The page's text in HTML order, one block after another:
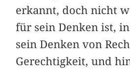
erkannt, doch nicht
für sein Denken ist,
sein Denken von
Gerechtigkeit, und